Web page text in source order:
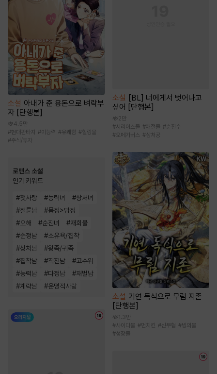
소설 아내가 준 용돈으로 벼락부
자 [단행본]
4.5만
#현대판타지 #이능력 #유쾌함 # 힐링물
#주식/투자
로맨스 소설
인기 키워드
#첫사랑 #능력녀 #상처녀
#절륜남 #몸정>맘정
#오해 #순진녀 #재회물
#순정남 #소유욕/집착
#상처남 #왕족/귀족
#집착남 #직진남 #고수위
#능력남 #다정남 #재벌남
#계략남 #운명적사랑
소설 [BL] 너에게서 벗어나고
싶어 [단행본]
2만
#시리어스물 #애절물 #순진수
#오메가버스 #상처공
소설 기연 독식으로 무림 지존
[단행본]
1.3만
#사이다물 #먼치킨 #신무협 #빙의물
#성장물